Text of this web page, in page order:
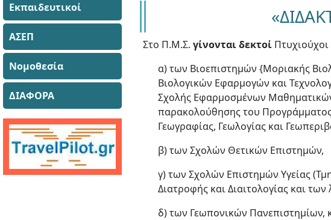
Εκπαιδευτικοί
ΑΣΕΠ
Νομοθεσία
ΔΙΑΦΟΡΑ
Στο Π.Μ.Σ. γίνονται δεκτοί
α) των Βιοεπιστημών {Μοριακής
Βιολογικών Εφαρμογών και
Σχολής Εφαρμοσμένων
παρακολούθησης του
Γεωγραφίας, Γεωλογίας και
β) των Σχολών Θετικών Επιστημών,
γ) των Σχολών Επιστημών Υγείας
Διατροφής και Διαιτολογίας και
δ) των Γεωπονικών